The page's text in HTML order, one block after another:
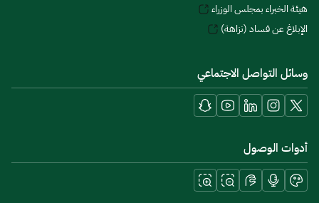
هيئة الخبراء بمجلس الوزراء
الإبلاغ عن فساد (نزاهة)
وسائل التواصل الاجتماعي
أدوات الوصول